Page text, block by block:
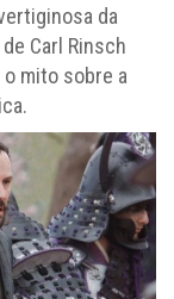
da
Carl Rinsch
mito sobre a